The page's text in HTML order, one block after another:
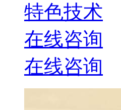
特色技术
在线咨询
在线咨询